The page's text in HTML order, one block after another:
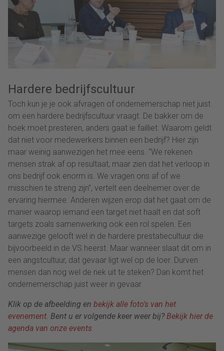
Hardere bedrijfscultuur
Toch kun je je ook afvragen of ondernemerschap niet juist
om een hardere bedrijfscultuur vraagt. De bakker om de
hoek moet presteren, anders gaat ie failliet. Waarom geldt
dat niet voor medewerkers binnen een bedrijf? Hier zijn
maar weinig aanwezigen het mee eens. “We rekenen
mensen strak af op resultaat, maar zien dat het verloop in
ons bedrijf ook enorm is. We vragen ons af of we
misschien te streng zijn”, vertelt een deelnemer over de
ervaring hiermee. Anderen wijzen erop dat het gaat om de
manier waarop iemand een target niet haalt en dat soft
targets zoals samenwerking ook een rol spelen. Een
aanwezige gelooft wel in de hardere prestatiecultuur die
bijvoorbeeld in de VS heerst. Maar wanneer slaat dit om in
een angstcultuur, dat gevaar ligt wel op de loer. Durven
mensen dan nog wel de nek uit te steken? Dan komt het
ondernemerschap juist weer in gevaar.
Klik op de afbeelding en bekijk alle foto's van het
evenement. Bent u er volgende keer weer bij?Bekijk hier de
agenda van onze events